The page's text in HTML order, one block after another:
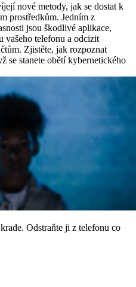
nové metody, jak se dostat k
prostředkům. Jedním z
jsou škodlivé aplikace,
vašeho telefonu a odcizit
Zjistěte, jak rozpoznat
se stanete obětí kybernetického
Odstraňte ji z telefonu co